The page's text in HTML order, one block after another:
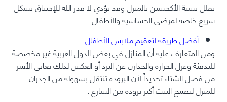
تقلل نسبة الأكجسين بالمنزل وقد تؤدي لا قدر الله للإختناق بشكل
سريع خاصة لمرضى الحساسية والأطفال
أفضل طريقة لتعقيم ملابس الأطفال
ومن المتعارف عليه أن المنازل في بعض الدول العربية غير مخصصة
للتدفئة وعزل الحرارة والجدارن عن البرد أو العكس لذلك تعاني الأسر
من فصل الشتاء تحديداً لأن البروده تنتقل بسهولة من الجدران
للمنزل ليصبح البيت أكثر بروده من الشارع .